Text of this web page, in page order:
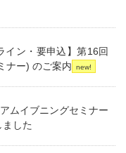
イン・要申込】第16回
ナー) のご案内
ムイブニングセミナー
ました